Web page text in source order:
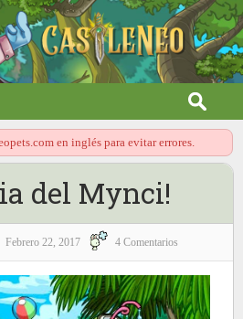
en inglés para evitar errores.
del Mynci!
Febrero 22, 2017 4 Comentarios